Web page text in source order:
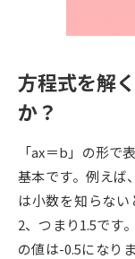
配慮案内」の請求
幼稚園教員資格認定試
高等学校（情報）教員
方程式を解
か？
「ax＝b」の形で
基本です。例えば
は小数を知らな
2、つまり1.5です
の値は-0.5になり